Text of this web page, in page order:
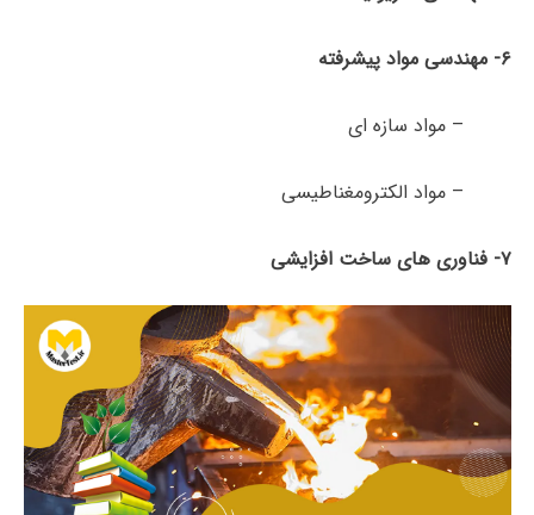
۶- مهندسی مواد پیشرفته
– مواد سازه ای
– مواد الکترومغناطیسی
۷- فناوری های ساخت افزایشی